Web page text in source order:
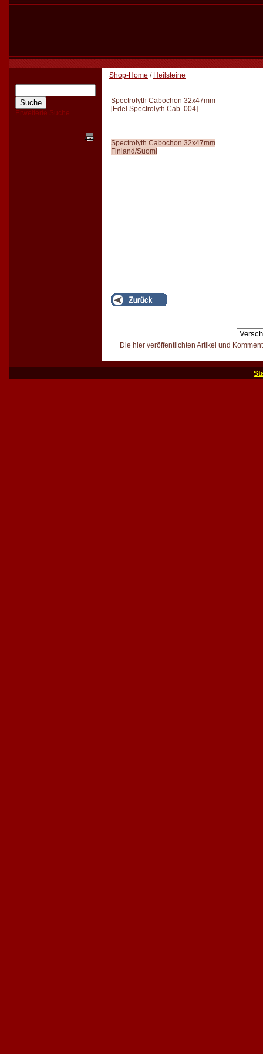
Erweiterte Suche
Shop-Home / Heilsteine
Spectrolyth Cabochon 32x47mm
[Edel Spectrolyth Cab. 004]
Spectrolyth Cabochon 32x47mm
Finland/Suomi
Die hier veröffentlichten Artikel und